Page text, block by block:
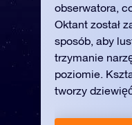
obserwatora,
Oktant został
sposób, aby
trzymanie
poziomie.
tworzy